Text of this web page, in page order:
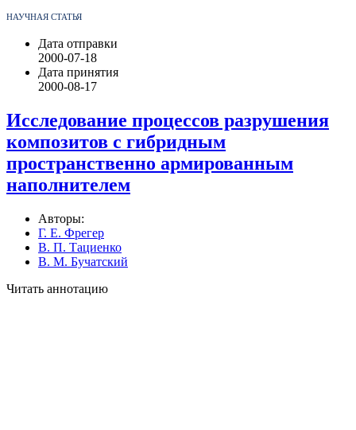
НАУЧНАЯ СТАТЬЯ
Дата отправки
2000-07-18
Дата принятия
2000-08-17
Исследование процессов разрушения
композитов с гибридным
пространственно армированным
наполнителем
Авторы:
Г. Е. Фрегер
В. П. Тациенко
В. М. Бучатский
Читать аннотацию